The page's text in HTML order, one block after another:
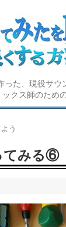
った、現役サウ
ックス師のため
う
てみる⑥
よう
そろえよう
ろう
スしよう
動画を作ろ